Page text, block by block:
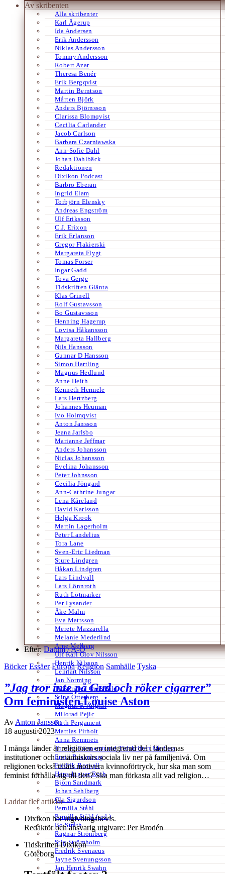
Av skribenten
Alla skribenter
Karl Ågerup
Ida Andersen
Erik Andersson
Niklas Andersson
Tommy Andersson
Robert Azar
Theresa Benér
Erik Bergqvist
Martin Berntson
Mårten Björk
Anders Björnsson
Clarissa Blomqvist
Cecilia Carlander
Jacob Carlson
Barbara Czarniawska
Ann-Sofie Dahl
Johan Dahlbäck
Redaktionen
Dixikon Podcast
Barbro Eberan
Ingrid Elam
Torbjörn Elensky
Andreas Engström
Ulf Eriksson
C.J. Erixon
Erik Erlanson
Gregor Flakierski
Margareta Flygt
Tomas Forser
Ingar Gadd
Tova Gerge
Tidskriften Glänta
Klas Grinell
Rolf Gustavsson
Bo Gustavsson
Henning Hagerup
Lovisa Håkansson
Margareta Hallberg
Nils Hansson
Gunnar D Hansson
Simon Hartling
Magnus Hedlund
Anne Heith
Kenneth Hermele
Lars Hertzberg
Johannes Heuman
Ivo Holmqvist
Anton Jansson
Jeana Jarlsbo
Marianne Jeffmar
Anders Johansson
Niclas Johansson
Evelina Johansson
Peter Johnsson
Cecilia Jöngard
Ann-Cathrine Jungar
Lena Kåreland
David Karlsson
Helga Krook
Martin Lagerholm
Peter Landelius
Tora Lane
Sven-Eric Liedman
Sture Lindgren
Håkan Lindgren
Lars Lindvall
Lars Lönnroth
Ruth Lötmarker
Per Lysander
Åke Malm
Eva Mattsson
Merete Mazzarella
Melanie Mederlind
Arne Melberg
Ulf Karl Olov Nilsson
Henrik Nilsson
Lennart Nilsson
Jan Norming
Tidskriften Ord&Bild
Stina Otterberg
Magnus P. Ängsal
Milorad Pejic
Ruth Pergament
Mattias Pirholt
Anna Remmets
Torsten Rönnerstrand Tidskriften Medusa
Ervin Rosenberg
Fredrik Rosvall
Hans-Ingvar Roth
Björn Sandmark
Johan Sehlberg
Ola Sigurdson
Pernilla Ståhl
Pernilla Ståhl (red.)
Bo Stråth
Ragnar Strömberg
Stig Strömholm
Fredrik Svenaeus
Jayne Svenungsson
Jan Henrik Swahn
Efter:Datum /A-Ö
Böcker Essäer Europa Religion Samhälle Tyska
”Jag tror inte på Gud och röker cigarrer”
Om feministen Louise Aston
AvAnton Jansson
18 augusti 2023
I många länder är religionen en integrerad del i ländernas
institutioner och i människors sociala liv ner på familjenivå. Om
religionen också tillåts motivera kvinnoförtryck, hur ska man som
feminist förhålla sig till den? Ska man förkasta allt vad religion…
Laddar fler artiklar
Dixikon har utgivningsbevis.
Redaktör och ansvarig utgivare: Per Brodén
Tidskriften Dixikon
Göteborg